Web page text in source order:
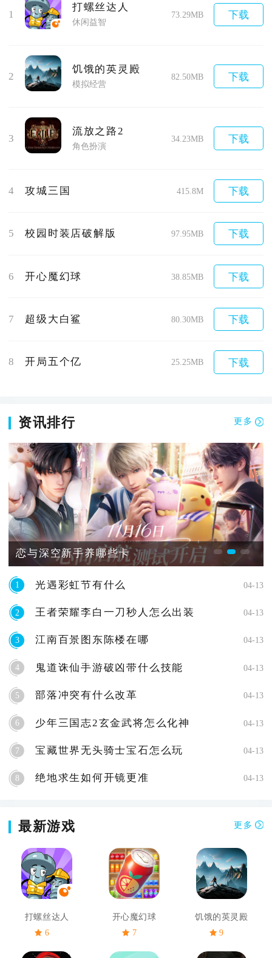
1
打螺丝达人
休闲益智
73.29MB 下载
2
饥饿的英灵殿
模拟经营
82.50MB 下载
3
流放之路2
角色扮演
34.23MB 下载
4 攻城三国 415.8M 下载
5 校园时装店破解版 97.95MB 下载
6 开心魔幻球 38.85MB 下载
7 超级大白鲨 80.30MB 下载
8 开局五个亿 25.25MB 下载
资讯排行 更多
恋与深空新手养哪些卡
1 光遇彩虹节有什么 04-13
2 王者荣耀李白一刀秒人怎么出装 04-13
3 江南百景图东陈楼在哪 04-13
4 鬼道诛仙手游破凶带什么技能 04-13
5 部落冲突有什么改革 04-13
6 少年三国志2玄金武将怎么化神 04-13
7 宝藏世界无头骑士宝石怎么玩 04-13
8 绝地求生如何开镜更准 04-13
最新游戏 更多
打螺丝达人
6
开心魔幻球
7
饥饿的英灵殿
9